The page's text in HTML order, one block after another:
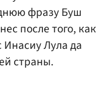
фразу Буш
после того, как
Лула да
страны.